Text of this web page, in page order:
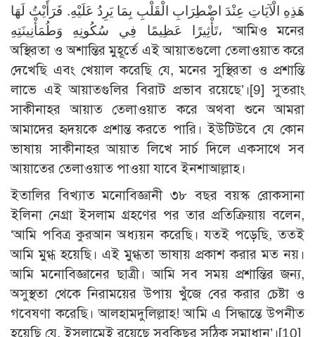
هَذِهِ الْآيَاتِ عِنْدَ اضْطِرَابِ الْقَلْبِ بِمَا يَرِدُ عَلَيْهِ. فَرَأَيْتُ لَهَا
تَأْثِيرًا عَظِيمًا فِي سُكُونِهِ وَطُمَأْنِينَتِهِ، ‘আমিও মনের
অস্থিরতা ও অশান্তির মুহূর্তে এই আয়াতগুলো তেলাওয়াত করে
দেখেছি এবং খেয়াল করেছি যে, মনের সুস্থিরতা ও প্রশান্তি
লাভে এই আয়াতগুলির বিরাট প্রভাব রয়েছে’।[9] সুতরাং
সাকীনাহর আয়াত তেলাওয়াত করে অথবা শুনে আমরা
আমাদের হৃদয়কে প্রশান্ত করতে পারি। ইউটিউবে যে কোন
ভাষায় সাকীনাহর আয়াত লিখে সার্চ দিলে একসাথে সব
আয়াতের তেলাওয়াত পাওয়া যাবে ইনশাআল্লাহ।
ইতালির বিখ্যাত মনোবিজ্ঞানী ৩৮ বছর বয়স্ক রোকসানা
ইলিনা নেগ্রা ইসলাম গ্রহণের পর তার প্রতিক্রিয়ায় বলেন,
‘আমি পবিত্র কুরআন অধ্যয়ন করেছি। যতই পড়েছি, ততই
আমি মুগ্ধ হয়েছি। এই মুগ্ধতা ভাষায় প্রকাশ করার মত নয়।
আমি মনোবিজ্ঞানের ছাত্রী। আমি সব সময় প্রশান্তির জন্য,
অসুস্থতা থেকে নিরাময়ের উপায় খুঁজে বের করার চেষ্টা ও
গবেষণা করেছি। আলহামদুলিল্লাহ! আমি এ সিদ্ধান্তে উপনীত
হয়েছি যে, ইসলামেই রয়েছে সবকিছুর সঠিক সমাধান’।[10]